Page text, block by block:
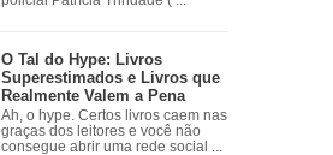
O Tal do Hype: Livros
Superestimados e Livros que
Realmente Valem a Pena
Ah, o hype. Certos livros caem nas
graças dos leitores e você não
consegue abrir uma rede social ...